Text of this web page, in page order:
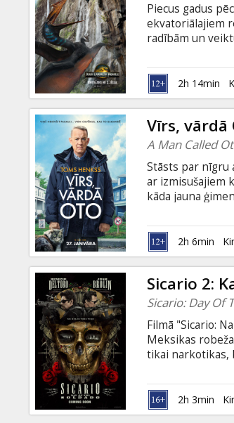
Dāvanu
kartes
Uzkodas
B2B
Kino
Klubs
Piecus gadus
ekvatoriālajiem
radībām un
2h 14min
Vīrs, vārdā
A Man Called
Stāsts par nīgru
ar izmisušajiem
kāda jauna
kājām gaisā.
subtitriem
2h 6min
Sicario 2:
Sicario: Day Of
Filmā "Sicario:
Meksikas
tikai narkotikas,
spēkus ar
uzbrukumu.
valodā ar
2h 3min